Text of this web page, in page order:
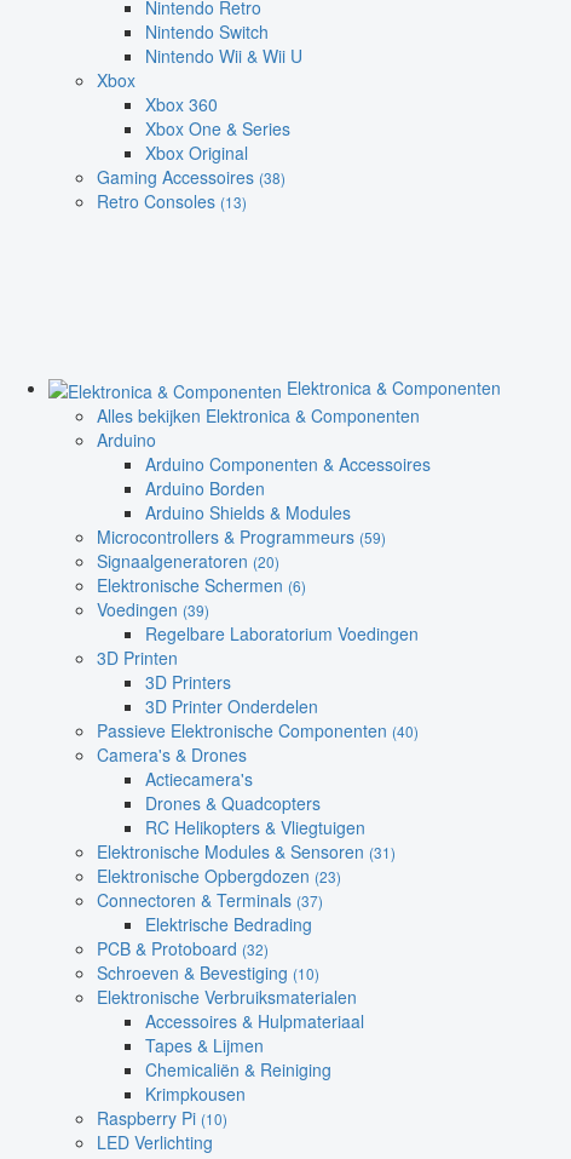
Nintendo Retro
Nintendo Switch
Nintendo Wii & Wii U
Xbox
Xbox 360
Xbox One & Series
Xbox Original
Gaming Accessoires (38)
Retro Consoles (13)
Elektronica & Componenten
Alles bekijken Elektronica & Componenten
Arduino
Arduino Componenten & Accessoires
Arduino Borden
Arduino Shields & Modules
Microcontrollers & Programmeurs (59)
Signaalgeneratoren (20)
Elektronische Schermen (6)
Voedingen (39)
Regelbare Laboratorium Voedingen
3D Printen
3D Printers
3D Printer Onderdelen
Passieve Elektronische Componenten (40)
Camera's & Drones
Actiecamera's
Drones & Quadcopters
RC Helikopters & Vliegtuigen
Elektronische Modules & Sensoren (31)
Elektronische Opbergdozen (23)
Connectoren & Terminals (37)
Elektrische Bedrading
PCB & Protoboard (32)
Schroeven & Bevestiging (10)
Elektronische Verbruiksmaterialen
Accessoires & Hulpmateriaal
Tapes & Lijmen
Chemicaliën & Reiniging
Krimpkousen
Raspberry Pi (10)
LED Verlichting